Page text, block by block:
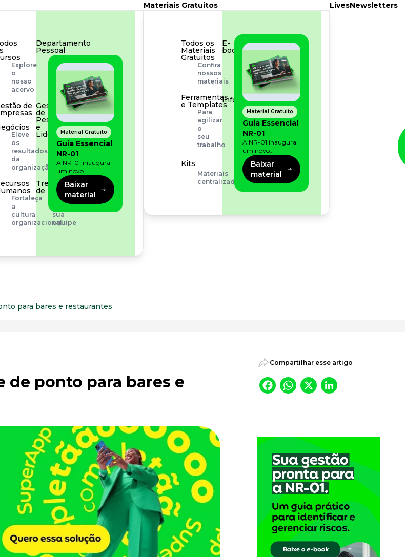
Explore
o
nosso
acervo
Departamento
Pessoal
Para
simplificar
processos
de
Eleve
os
resultados
da
organização
Gestão
de
Pessoas
e
Liderança
Capacitação
com
especialistas
Fortaleça
a
cultura
organizacional
Treinamento
de Produto
Desenvolva
sua
equipe
Material Gratuito
Guia Essencial
NR-01
A NR-01 inaugura
um novo
momento na
prevenção de riscos:
agora, além dos
fatores físicos e
operacionais, as
empresas precisam
olhar também
Baixar
material
Materiais Gratuitos
Todos os
Materiais
Gratuitos
Confira
nossos
materiais
E-
book
Aprofunde
seu
conhecimento
Ferramentas
e Templates
Para
agilizar
o
seu
trabalho
Infográfico
Conteúdo
prático
rápido
Kits
Materiais
centralizados
Material Gratuito
Guia Essencial
NR-01
A NR-01 inaugura
um novo
momento na
prevenção de riscos:
agora, além dos
fatores físicos e
operacionais, as
para os riscos
Baixar
material
LivesNewsletters
para bares e restaurantes
ponto para bares e
Compartilhar esse artigo
Facebook
WhatsApp
X